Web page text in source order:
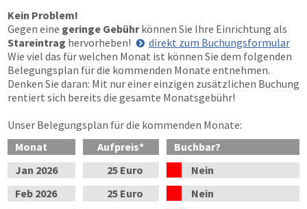
Kein Problem!
Gegen eine geringe Gebührkönnen Sie Ihre Einrichtung als
Stareintrag hervorheben!
direkt zum Buchungsformular
Wie viel das für welchen Monat ist können Sie dem folgenden
Belegungsplan für die kommenden Monate entnehmen.
Denken Sie daran: Mit nur einer einzigen zusätzlichen Buchung
rentiert sich bereits die gesamte Monatsgebühr!
Unser Belegungsplan für die kommenden Monate:
Monat
Aufpreis*
Buchbar?
Jan 2026 25 Euro
Nein
Feb 2026 25 Euro
Nein